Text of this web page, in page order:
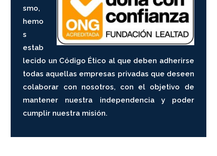
smo,
hemo
s
estab
lecido un Código Ético al que deben adherirse
todas aquellas empresas privadas que deseen
colaborar con nosotros, con el objetivo de
mantener nuestra independencia y poder
cumplir nuestra misión.